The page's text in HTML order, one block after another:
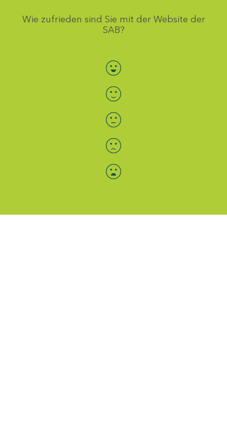
Wie zufrieden sind Sie mit der Website der
SAB?
Bewertung auswählen